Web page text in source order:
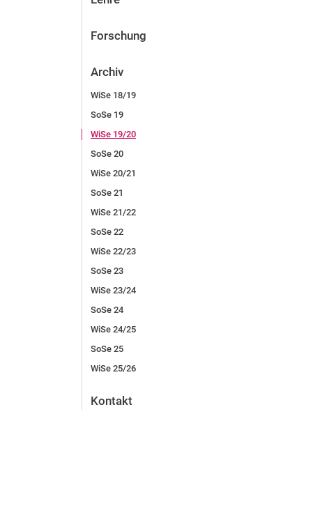
Forschung
Archiv
WiSe 18/19
SoSe 19
WiSe 19/20
SoSe 20
WiSe 20/21
SoSe 21
WiSe 21/22
SoSe 22
WiSe 22/23
SoSe 23
WiSe 23/24
SoSe 24
WiSe 24/25
SoSe 25
WiSe 25/26
Kontakt